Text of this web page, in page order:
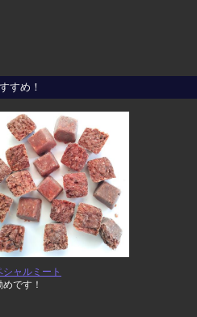
すめ！
シャルミート
めです！